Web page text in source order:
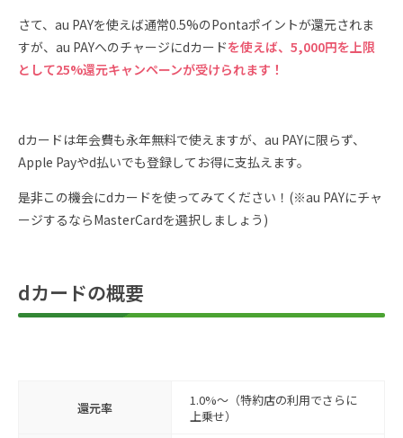
さて、au PAYを使えば通常0.5%のPontaポイントが還元されま
すが、au PAYへのチャージにdカードを使えば、5,000円を上限
として25%還元キャンペーンが受けられます！
dカードは年会費も永年無料で使えますが、au PAYに限らず、
Apple Payやd払いでも登録してお得に支払えます。
是非この機会にdカードを使ってみてください！(※au PAYにチャ
ージするならMasterCardを選択しましょう)
dカードの概要
還元率
1.0%〜（特約店の利用でさらに
上乗せ）